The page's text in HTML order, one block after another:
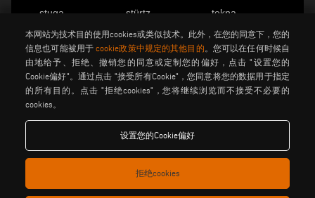
stuga
stürtz
tekna
voilàp
voilàpdigital
中国 info@tekna.it
be the change
隐私政策 法律说明
本网站为技术目的使用cookies或类似技术。此外，在您的同意下，您的
信息也可能被用于cookie政策中规定的其他目的 。您可以在任何时候自
由地给予、拒绝、撤销您的同意或定制您的偏好，点击 "设置您的
Cookie偏好"。通过点击 "接受所有Cookie"，您同意将您的数据用于指定
的所有目的。点击 "拒绝cookies"，您将继续浏览而不接受不必要的
cookies。
设置您的Cookie偏好
拒绝cookies